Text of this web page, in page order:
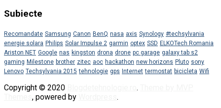
Subiecte
Recomandate Samsung Canon BenQ nasa axis Synology #techsylvania
energie solara Philips Solar Impulse 2 garmin optex SSD ELKOTech Romania
Ariston NET Google nas kingston drona drone pc garage galaxy tab s2
gaming Milestone brother zitec aoc hackathon new horizons Pluto sony
Lenovo Techsylvania 2015 tehnologie gps Internet termostat bicicleta Wifi
Copyright © 2020 .
, powered by .